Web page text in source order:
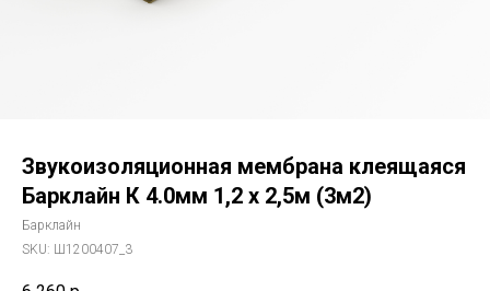
Звукоизоляционная мембрана клеящаяся
Барклайн К 4.0мм 1,2 х 2,5м (3м2)
Барклайн
SKU: Ш1200407_3